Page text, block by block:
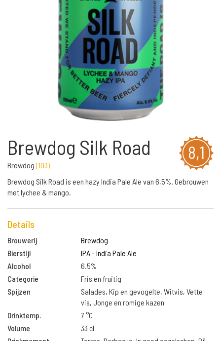
8,1
Brewdog Silk Road
Brewdog(103)
Brewdog Silk Road is een hazy India Pale Ale van 6,5%. Gebrouwen
met lychee & mango.
Details
Brouwerij
Brewdog
Bierstijl
IPA - India Pale Ale
Alcohol
6.5%
Categorie
Fris en fruitig
Spijzen
Salades, Kip en gevogelte, Witvis, Vette
vis, Jonge en romige kazen
Drinktemp.
7 °C
Volume
33 cl